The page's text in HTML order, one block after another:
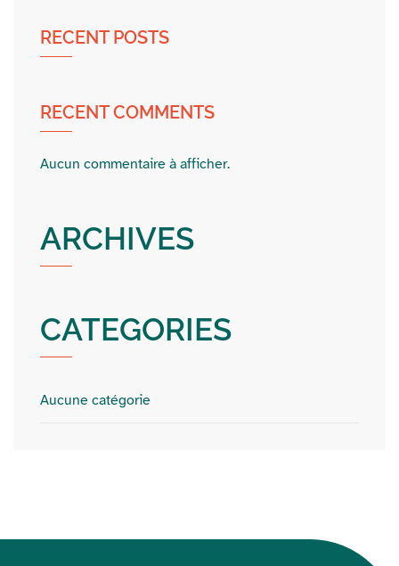
RECENT POSTS
RECENT COMMENTS
Aucun commentaire à afficher.
ARCHIVES
CATEGORIES
Aucune catégorie